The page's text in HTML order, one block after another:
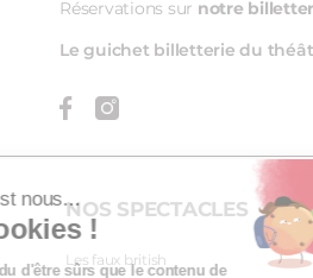
NOS SPECTACLES
Les faux british
Réservations sur notre
Le guichet billetterie du
Salut c'est nous...
les Cookies !
On a attendu d'être sûrs que le